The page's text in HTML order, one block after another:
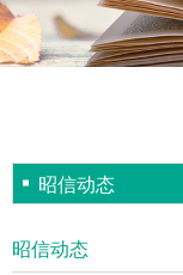
昭信动态
昭信动态